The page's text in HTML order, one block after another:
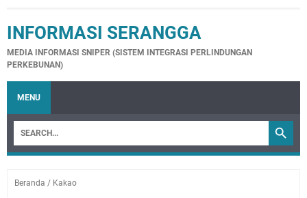
INFORMASI SERANGGA
MEDIA INFORMASI SNIPER (SISTEM INTEGRASI PERLINDUNGAN
PERKEBUNAN)
MENU
Beranda / Kakao